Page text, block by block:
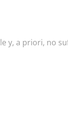
y, a priori, no